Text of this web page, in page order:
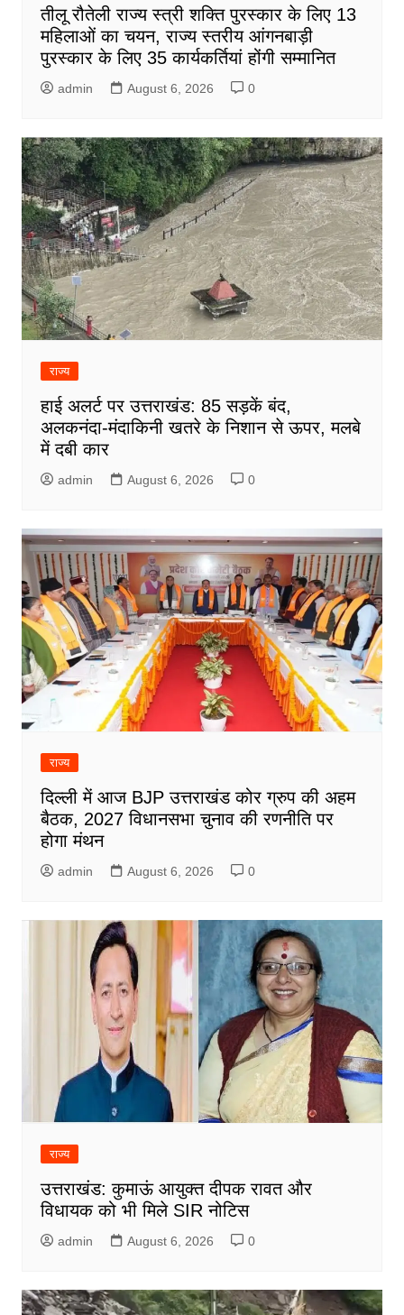
तीलू रौतेली राज्य स्त्री शक्ति पुरस्कार के लिए 13
महिलाओं का चयन, राज्य स्तरीय आंगनबाड़ी
पुरस्कार के लिए 35 कार्यकर्तियां होंगी सम्मानित
admin August 6, 2026 0
राज्य
हाई अलर्ट पर उत्तराखंड: 85 सड़कें बंद,
अलकनंदा-मंदाकिनी खतरे के निशान से ऊपर, मलबे
में दबी कार
admin August 6, 2026 0
राज्य
दिल्ली में आज BJP उत्तराखंड कोर ग्रुप की अहम
बैठक, 2027 विधानसभा चुनाव की रणनीति पर
होगा मंथन
admin August 6, 2026 0
राज्य
उत्तराखंड: कुमाऊं आयुक्त दीपक रावत और
विधायक को भी मिले SIR नोटिस
admin August 6, 2026 0